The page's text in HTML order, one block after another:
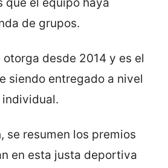
que el equipo haya
de grupos.
otorga desde 2014 y es el
siendo entregado a nivel
individual.
se resumen los premios
en esta justa deportiva